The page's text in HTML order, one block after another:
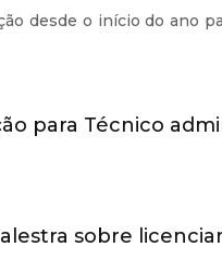
desde o início do ano
para Técnico
sobre